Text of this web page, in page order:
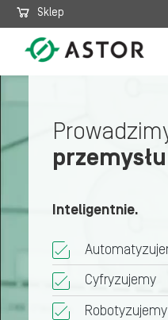
Sklep
Inteligentnie.
Cyfryzujemy
Robotyzujemy